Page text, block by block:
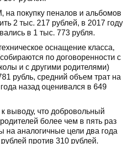
покупку пеналов и альбомов
2 тыс. 217 рублей, в 2017 году
в 1 тыс. 773 рубля.
оснащение класса,
по договоренности с
и с другими родителями)
рубль, средний объем трат на
назад оценивался в 649
выводу, что добровольный
более чем в пять раз
на аналогичные цели два года
против 310 рублей.